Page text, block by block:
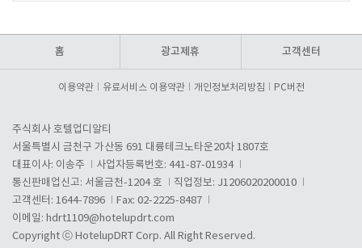
홈 광고제휴 고객센터
이용약관 유료서비스 이용약관 개인정보처리방침 PC버전
주식회사 호텔업디알티
서울특별시 금천구 가산동 691 대륭테크노타운20차 1807호
대표이사: 이송주
사업자등록번호: 441-87-01934
통신판매업신고: 서울금천-1204 호
직업정보: J1206020200010
고객센터: 1644-7896
Fax: 02-2225-8487
이메일: hdrt1109@hotelupdrt.com
Copyright ⓒ HotelupDRT Corp. All Right Reserved.